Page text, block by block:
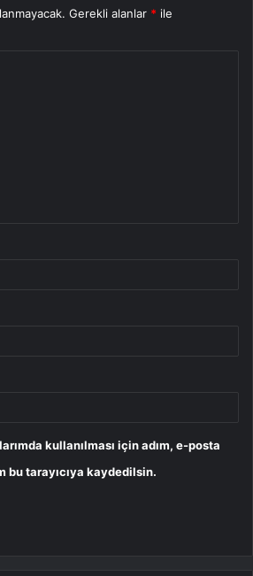
Gerekli alanlar * ile
kullanılması için adım, e-posta
bu tarayıcıya kaydedilsin.